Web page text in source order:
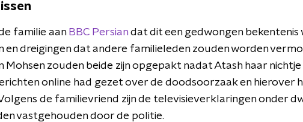
familie aan BBC Persian dat dit een gedwongen bekentenis
en dreigingen dat andere familieleden zouden worden
Mohsen zouden beide zijn opgepakt nadat Atash haar nichtje
online had gezet over de doodsoorzaak en hierover
de familievriend zijn de televisieverklaringen onder
vastgehouden door de politie.